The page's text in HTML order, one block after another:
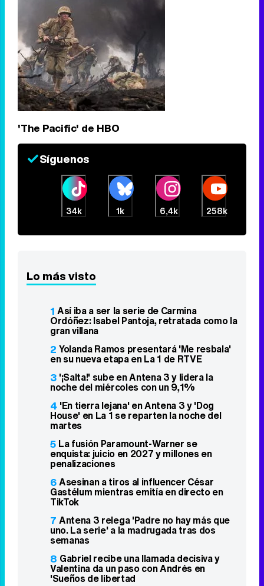
'The Pacific' de HBO
Síguenos
34k 1k 6,4k 258k
Lo más visto
1 Así iba a ser la serie de Carmina
Ordóñez: Isabel Pantoja, retratada como la
gran villana
2 Yolanda Ramos presentará 'Me resbala'
en su nueva etapa en La 1 de RTVE
3 '¡Salta!' sube en Antena 3 y lidera la
noche del miércoles con un 9,1%
4 'En tierra lejana' en Antena 3 y 'Dog
House' en La 1 se reparten la noche del
martes
5 La fusión Paramount-Warner se
enquista: juicio en 2027 y millones en
penalizaciones
6Asesinan a tiros al influencer César
Gastélum mientras emitía en directo en
TikTok
7 Antena 3 relega 'Padre no hay más que
uno. La serie' a la madrugada tras dos
semanas
8 Gabriel recibe una llamada decisiva y
Valentina da un paso con Andrés en
'Sueños de libertad